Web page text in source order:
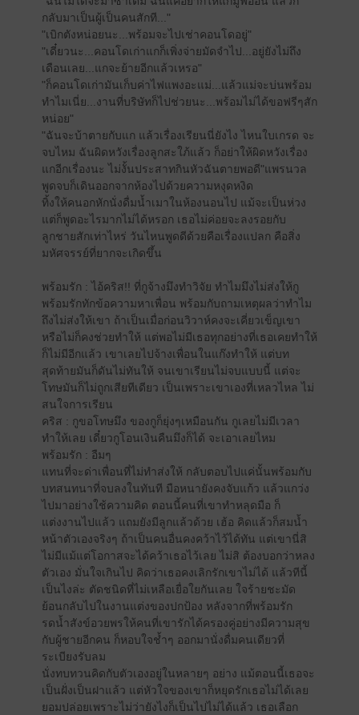
กลับมาเป็นผู้เป็นคนสักที..."
"เบิกตังหน่อยนะ...พร้อมจะไปเช่าคอนโดอยู่"
"เดี๋ยวนะ...คอนโดเก่าแกก็เพิ่งจ่ายมัดจำไป...อยู่ยังไม่ถึง
เดือนเลย...แกจะย้ายอีกแล้วเหรอ"
"ก็คอนโดเก่ามันเก็บค่าไฟแพงอะแม่...แล้วแม่จะบ่นพร้อม
ทำไมเนี่ย...งานที่บริษัทก็ไปช่วยนะ...พร้อมไม่ได้ขอฟรีๆสัก
หน่อย"
"ฉันจะบ้าตายกับแก แล้วเรื่องเรียนนี่ยังไง ไหนใบเกรด จะ
จบไหม ฉันผิดหวังเรื่องลูกสะใภ้แล้ว ก็อย่าให้ผิดหวังเรื่อง
แกอีกเรื่องนะ ไม่งั้นประสาทกินหัวฉันตายพอดี"แพรนวล
พูดจบก็เดินออกจากห้องไปด้วยความหงุดหงิด
ทิ้งให้คนอกหักนั่งดื่มน้ำเมาในห้องนอนไป แม้จะเป็นห่วง
แต่ก็พูดอะไรมากไม่ได้หรอก เธอไม่ค่อยจะลงรอยกับ
ลูกชายสักเท่าไหร่ วันไหนพูดดีด้วยคือเรื่องแปลก คือสิ่ง
มหัศจรรย์ที่ยากจะเกิดขึ้น
พร้อมรัก : ไอ้คริส!! ที่กูจ้างมึงทำวิจัย ทำไมมึงไม่ส่งให้กู
พร้อมรักทักข้อความหาเพื่อน พร้อมกับถามเหตุผลว่าทำไม
ถึงไม่ส่งให้เขา ถ้าเป็นเมื่อก่อนวิวาห์คงจะเคี่ยวเข็ญเขา
หรือไม่ก็คงช่วยทำให้ แต่พอไม่มีเธอทุกอย่างที่เธอเคยทำให้
ก็ไม่มีอีกแล้ว เขาเลยไปจ้างเพื่อนในแก๊งทำให้ แต่บท
สุดท้ายมันก็ดันไม่ทันให้ จนเขาเรียนไม่จบแบบนี้ แต่จะ
โทษมันก็ไม่ถูกเสียทีเดียว เป็นเพราะเขาเองที่เหลวไหล ไม่
สนใจการเรียน
คริส : กูขอโทษมึง ของกูก็ยุ่งๆเหมือนกัน กูเลยไม่มีเวลา
ทำให้เลย เดี๋ยวกูโอนเงินคืนมึงก็ได้ จะเอาเลยไหม
พร้อมรัก : อืมๆ
แทนที่จะด่าเพื่อนที่ไม่ทำส่งให้ กลับตอบไปแค่นั้นพร้อมกับ
บทสนทนาที่จบลงในทันที มือหนายังคงจับแก้ว แล้วแกว่ง
ไปมาอย่างใช้ความคิด ตอนนี้คนที่เขาทำหลุดมือ ก็
แต่งงานไปแล้ว แถมยังมีลูกแล้วด้วย เฮ้อ คิดแล้วก็สมน้ำ
หน้าตัวเองจริงๆ ถ้าเป็นคนอื่นคงคว้าไว้ได้ทัน แต่เขานี่สิ
ไม่มีแม้แต่โอกาสจะได้คว้าเธอไว้เลย ไม่สิ ต้องบอกว่าหลง
ตัวเอง มั่นใจเกินไป คิดว่าเธอคงเลิกรักเขาไม่ได้ แล้วทีนี้
เป็นไงล่ะ ตัดชนิดที่ไม่เหลือเยื่อใยกันเลย ใจร้ายชะมัด
ย้อนกลับไปในงานแต่งของปกป้อง หลังจากที่พร้อมรัก
รดน้ำสังข์อวยพรให้คนที่เขารักได้ครองคู่อย่างมีความสุข
กับผู้ชายอีกคน ก็หอบใจช้ำๆ ออกมานั่งดื่มคนเดียวที่
ระเบียงรับลม
นั่งทบทวนคิดกับตัวเองอยู่ในหลายๆ อย่าง แม้ตอนนี้เธอจะ
เป็นฝั่งเป็นฝาแล้ว แต่หัวใจของเขาก็หยุดรักเธอไม่ได้เลย
ยอมปล่อยเพราะไม่ว่ายังไงก็เป็นไปไม่ได้แล้ว เธอเลือก